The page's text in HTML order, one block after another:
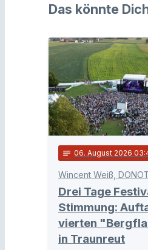
Das könnte
notes 06. August 2026
Wincent Weiß,
Drei Tage
Stimmung:
vierten
in Traunreut